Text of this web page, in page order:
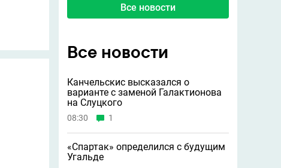
Все новости
Все новости
Канчельскис высказался о
варианте с заменой Галактионова
на Слуцкого
08:30 1
«Спартак» определился с будущим
Угальде